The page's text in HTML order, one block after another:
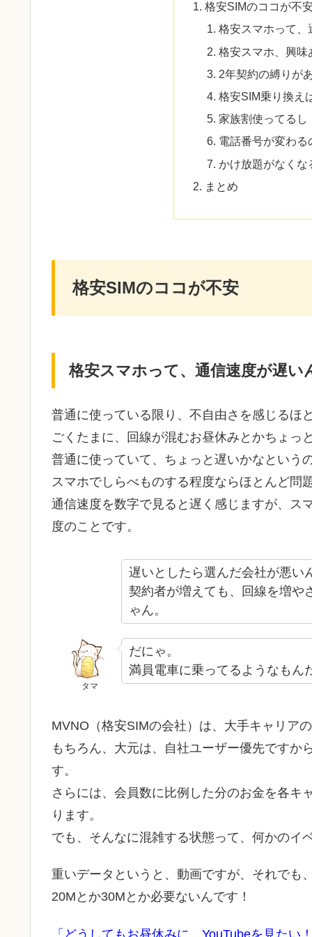
格安SIMのココが不
格安スマホって、
格安スマホ、興味
2年契約の縛りが
格安SIM乗り換え
家族割使ってるし
電話番号が変わる
かけ放題がなくな
まとめ
格安SIMのココが不安
格安スマホって、通信速度が遅い
普通に使っている限り、不自由さを感じるほ
ごくたまに、回線が混むお昼休みとかちょっ
普通に使っていて、ちょっと遅いかなという
スマホでしらべものする程度ならほとんど問
通信速度を数字で見ると遅く感じますが、ス
度のことです。
遅いとしたら選んだ会社が悪い
契約者が増えても、回線を増や
ゃん。
タマ
だにゃ。
満員電車に乗ってるようなもん
MVNO（格安SIMの会社）は、大手キャリア
もちろん、大元は、自社ユーザー優先ですか
す。
さらには、会員数に比例した分のお金を各キ
ります。
でも、そんなに混雑する状態って、何かのイ
重いデータというと、動画ですが、それでも
20Mとか30Mとか必要ないんです！
「どうしてもお昼休みに、YouTubeを見たい